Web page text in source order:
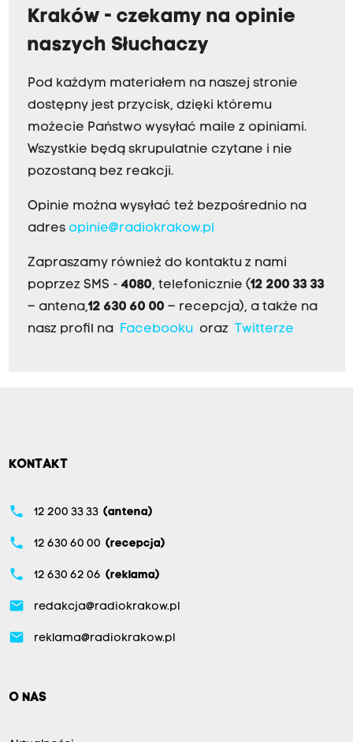
Kraków - czekamy na opinie
naszych Słuchaczy
Pod każdym materiałem na naszej stronie
dostępny jest przycisk, dzięki któremu
możecie Państwo wysyłać maile z opiniami.
Wszystkie będą skrupulatnie czytane i nie
pozostaną bez reakcji.
Opinie można wysyłać też bezpośrednio na
adres opinie@radiokrakow.pl
Zapraszamy również do kontaktu z nami
poprzez SMS - 4080, telefonicznie (12 200 33 33
– antena,12 630 60 00 – recepcja), a także na
nasz profil na Facebookuoraz Twitterze
KONTAKT
phone 12 200 33 33 (antena)
phone 12 630 60 00 (recepcja)
phone 12 630 62 06 (reklama)
email redakcja@radiokrakow.pl
email reklama@radiokrakow.pl
O NAS